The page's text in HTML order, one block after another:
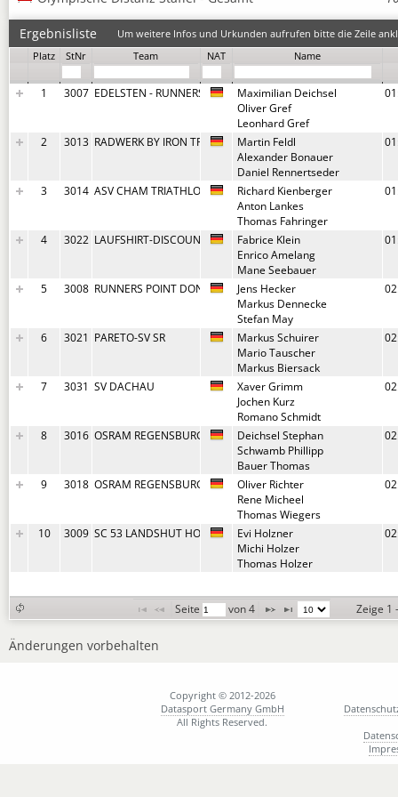
Ergebnisliste
Um weitere Infos und Urkunden aufrufen bitte die Zeile
Platz
StNr Team NAT Name
1 3007 EDELSTEN - RUNNERSPOINT IM DEZ Maximilian Deichsel
Oliver Gref
Leonhard Gref
2 3013 RADWERK BY IRON TRIZONE - TEAM-TWENTY2SIX
Martin Feldl
Alexander Bonauer
Daniel Rennertseder
3 3014 ASV CHAM TRIATHLON
Richard Kienberger
Anton Lankes
Thomas Fahringer
4 3022 LAUFSHIRT-DISCOUNTER TEAM 2 LSD- YELLOWSUBMARINE
Fabrice Klein
Enrico Amelang
Mane Seebauer
5 3008 RUNNERS POINT DONAUEINKAUFSZENTRUM
Jens Hecker
Markus Dennecke
Stefan May
6 3021 PARETO-SV SR
Markus Schuirer
Mario Tauscher
Markus Biersack
7 3031 SV DACHAU
Xaver Grimm
Jochen Kurz
Romano Schmidt
8 3016 OSRAM REGENSBURG 1
Deichsel Stephan
Schwamb Phillipp
Bauer Thomas
9 3018 OSRAM REGENSBURG 2
Oliver Richter
Rene Micheel
Thomas Wiegers
10 3009 SC 53 LANDSHUT HOHOHO
Evi Holzner
Michi Holzer
Thomas Holzer
Seite von 4 Zeige 1
Änderungen vorbehalten
Copyright © 2012-2026
Datasport Germany GmbH
All Rights Reserved.